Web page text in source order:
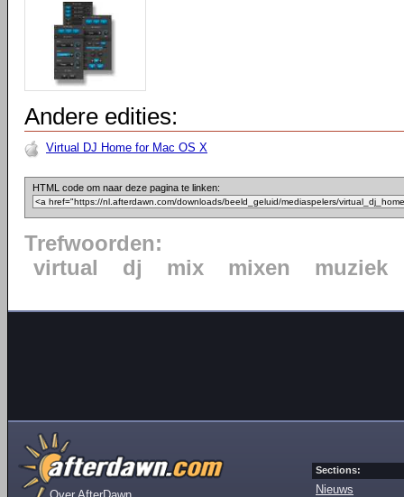
Andere edities:
Virtual DJ Home for Mac OS X
HTML code om naar deze pagina te linken:
Trefwoorden:
virtual
dj mix mixen muziek
Sections:
Nieuws